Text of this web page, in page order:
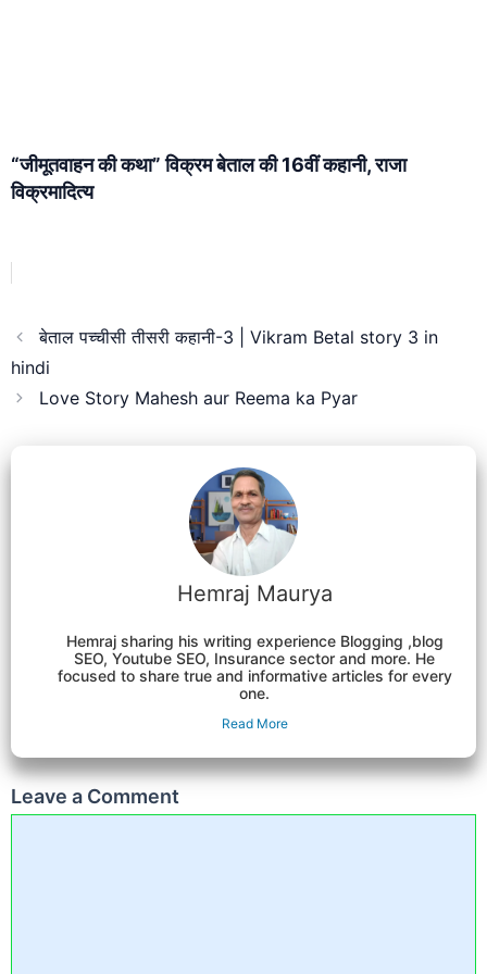
“जीमूतवाहन की कथा” विक्रम बेताल की 16वीं कहानी, राजा
विक्रमादित्य
बेताल पच्चीसी तीसरी कहानी-3 | Vikram Betal story 3 in
hindi
Love Story Mahesh aur Reema ka Pyar
Hemraj Maurya
Hemraj sharing his writing experience Blogging ,blog
SEO, Youtube SEO, Insurance sector and more. He
focused to share true and informative articles for every
one.
Read More
Leave a Comment